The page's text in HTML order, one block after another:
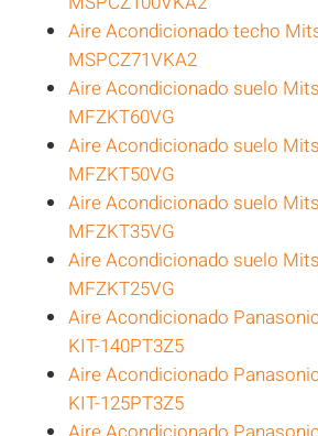
Aire Acondicionado techo
MSPCZ71VKA2
Aire Acondicionado suelo
MFZKT60VG
Aire Acondicionado suelo
MFZKT50VG
Aire Acondicionado suelo
MFZKT35VG
Aire Acondicionado suelo
MFZKT25VG
Aire Acondicionado
KIT-140PT3Z5
Aire Acondicionado
KIT-125PT3Z5